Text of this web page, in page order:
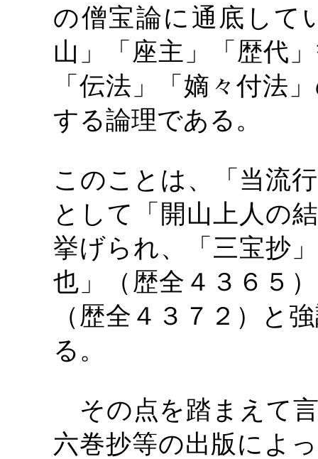
の僧宝論に通底して
山」「座主」「歴代
「伝法」「嫡々付法
する論理である。
このことは、「当流
として「開山上人の
挙げられ、「三宝抄
也」（歴全４３６５
（歴全４３７２）と
る。
その点を踏まえて
六巻抄等の出版によ